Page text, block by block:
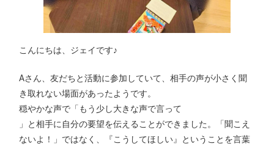
こんにちは、ジェイです♪
Аさん、友だちと活動に参加していて、相手の声が小さく聞
き取れない場面があったようです。
穏やかな声で「もう少し大きな声で言って
」と相手に自分の要望を伝えることができました。「聞こえ
ないよ！」ではなく、『こうしてほしい』ということを言葉